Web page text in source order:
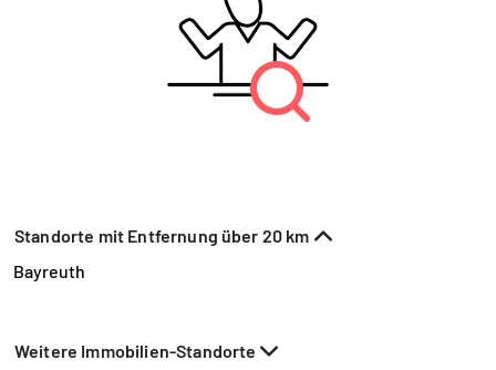
Standorte mit Entfernung über 20 km
Bayreuth
Weitere Immobilien-Standorte